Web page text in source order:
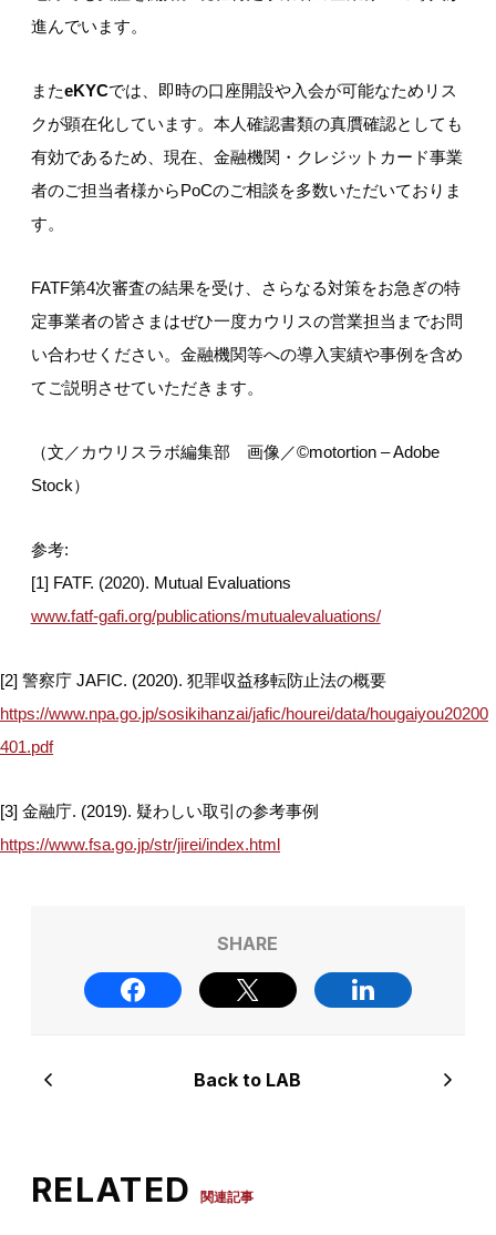
進んでいます。
またeKYCでは、即時の口座開設や入会が可能なためリス
クが顕在化しています。本人確認書類の真贋確認としても
有効であるため、現在、金融機関・クレジットカード事業
者のご担当者様からPoCのご相談を多数いただいておりま
す。
FATF第4次審査の結果を受け、さらなる対策をお急ぎの特
定事業者の皆さまはぜひ一度カウリスの営業担当までお問
い合わせください。金融機関等への導入実績や事例を含め
てご説明させていただきます。
（文／カウリスラボ編集部 画像／©motortion – Adobe
Stock）
参考:
[1] FATF. (2020). Mutual Evaluations
www.fatf-gafi.org/publications/mutualevaluations/
[2] 警察庁 JAFIC. (2020). 犯罪収益移転防止法の概要
https://www.npa.go.jp/sosikihanzai/jafic/hourei/data/hougaiyou20200
401.pdf
[3] 金融庁. (2019). 疑わしい取引の参考事例
https://www.fsa.go.jp/str/jirei/index.html
SHARE
Back to LAB
RELATED 関連記事